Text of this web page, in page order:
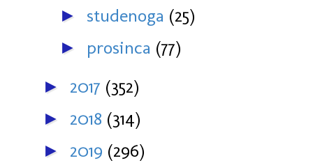
► studenoga (25)
► prosinca (77)
► 2017 (352)
► 2018 (314)
► 2019 (296)